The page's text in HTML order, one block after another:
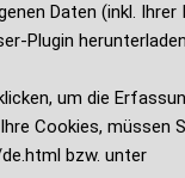
Daten (inkl.
Plugin
um die
Cookies, müssen
bzw. unter